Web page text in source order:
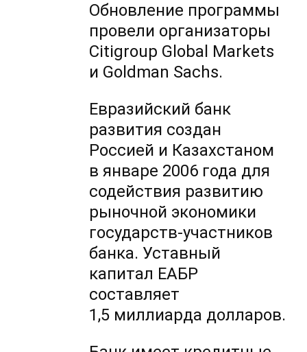
Обновление программы
провели организаторы
Citigroup Global Markets
и Goldman Sachs.
Евразийский банк
развития создан
Россией и Казахстаном
в январе 2006 года для
содействия развитию
рыночной экономики
государств-участников
банка. Уставный
капитал ЕАБР
составляет
1,5 миллиарда долларов.